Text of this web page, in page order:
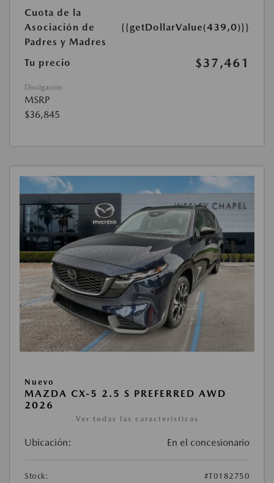
Cuota de la
Asociación de
Padres y Madres
{{getDollarValue(439,0)}}
Tu precio $37,461
Divulgación
MSRP
$36,845
Nuevo
MAZDA CX-5 2.5 S PREFERRED AWD
2026
Ver todas las características
Ubicación: En el concesionario
Stock: #T0182750